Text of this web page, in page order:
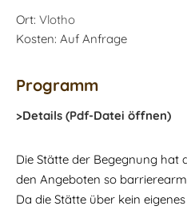
Ort: Vlotho
Kosten: Auf Anfrage
Programm
>Details (Pdf-Datei öffnen)
Die Stätte der Begegnung hat
den Angeboten so
Da die Stätte über kein